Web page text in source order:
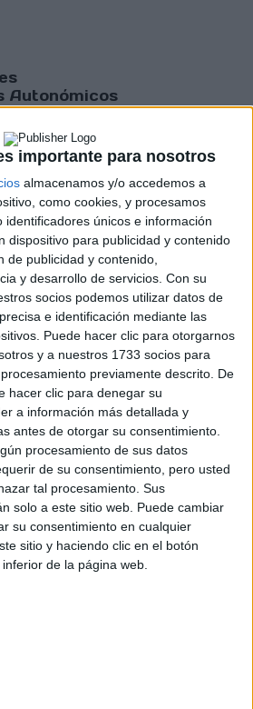
importante para nosotros
almacenamos y/o accedemos a
como cookies, y procesamos
identificadores únicos e información
dispositivo para publicidad y contenido
de publicidad y contenido,
y desarrollo de servicios. Con su
socios podemos utilizar datos de
e identificación mediante las
Puede hacer clic para otorgarnos
y a nuestros 1733 socios para
previamente descrito. De
hacer clic para denegar su
a información más detallada y
antes de otorgar su consentimiento.
procesamiento de sus datos
de su consentimiento, pero usted
tal procesamiento. Sus
solo a este sitio web. Puede cambiar
su consentimiento en cualquier
sitio y haciendo clic en el botón
de la página web.
Autonómicos
poder ofrecer diferentes
y ajenos para que los
adquirir